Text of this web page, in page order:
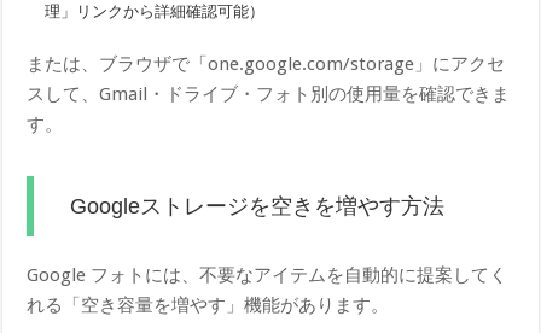
理」リンクから詳細確認可能）
または、ブラウザで「one.google.com/storage」にアクセ
スして、Gmail・ドライブ・フォト別の使用量を確認できま
す。
Googleストレージを空きを増やす方法
Google フォトには、不要なアイテムを自動的に提案してく
れる「空き容量を増やす」機能があります。